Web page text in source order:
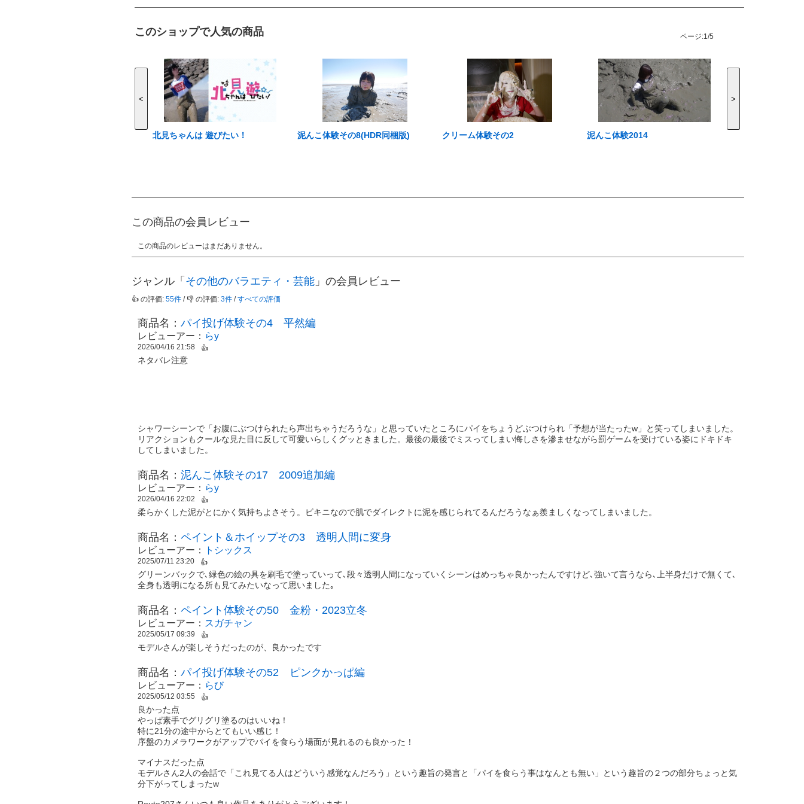
このショップで人気の商品 ページ:1/5
<
北見ちゃんは 遊びたい！ 泥んこ体験その8(HDR同梱版) クリーム体験その2 泥んこ体験2014
>
この商品の会員レビュー
この商品のレビューはまだありません。
ジャンル「 その他のバラエティ・芸能 」の会員レビュー
👍 の評価: 55件 / 👎 の評価: 3件 /すべての評価
商品名： パイ投げ体験その4 平然編
レビューアー： らy
2026/04/16 21:58 👍
ネタバレ注意
シャワーシーンで「お腹にぶつけられたら声出ちゃうだろうな」と思っていたところにパイをちょうどぶつけられ「予想が当たったw」と笑ってしまいました。
リアクションもクールな見た目に反して可愛いらしくグッときました。最後の最後でミスってしまい悔しさを滲ませながら罰ゲームを受けている姿にドキドキ
してしまいました。
商品名： 泥んこ体験その17 2009追加編
レビューアー： らy
2026/04/16 22:02 👍
柔らかくした泥がとにかく気持ちよさそう。ビキニなので肌でダイレクトに泥を感じられてるんだろうなぁ羨ましくなってしまいました。
商品名： ペイント＆ホイップその3 透明人間に変身
レビューアー： トシックス
2025/07/11 23:20 👍
グリーンバックで､緑色の絵の具を刷毛で塗っていって､段々透明人間になっていくシーンはめっちゃ良かったんですけど､強いて言うなら､上半身だけで無くて､
全身も透明になる所も見てみたいなって思いました｡
商品名： ペイント体験その50 金粉・2023立冬
レビューアー： スガチャン
2025/05/17 09:39 👍
モデルさんが楽しそうだったのが、良かったです
商品名： パイ投げ体験その52 ピンクかっぱ編
レビューアー： らび
2025/05/12 03:55 👍
良かった点
やっぱ素手でグリグリ塗るのはいいね！
特に21分の途中からとてもいい感じ！
序盤のカメラワークがアップでパイを食らう場面が見れるのも良かった！
マイナスだった点
モデルさん2人の会話で「これ見てる人はどういう感覚なんだろう」という趣旨の発言と「パイを食らう事はなんとも無い」という趣旨の２つの部分ちょっと気
分下がってしまったw